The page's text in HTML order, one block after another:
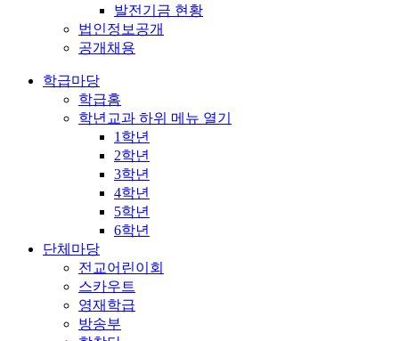
발전기금 현황
법인정보공개
공개채용
학급마당
학급홈
학년교과 하위 메뉴 열기
1학년
2학년
3학년
4학년
5학년
6학년
단체마당
전교어린이회
스카우트
영재학급
방송부